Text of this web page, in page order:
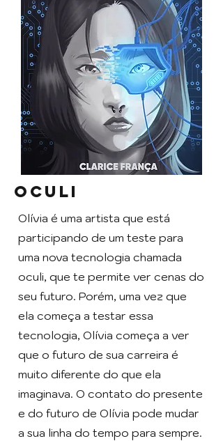
Oculi
Olívia é uma artista que está
participando de um teste para
uma nova tecnologia chamada
oculi, que te permite ver cenas do
seu futuro. Porém, uma vez que
ela começa a testar essa
tecnologia, Olívia começa a ver
que o futuro de sua carreira é
muito diferente do que ela
imaginava. O contato do presente
e do futuro de Olívia pode mudar
a sua linha do tempo para sempre.